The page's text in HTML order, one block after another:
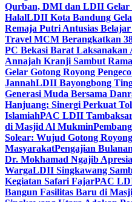
Qurban, DMI dan LDII Gelar
HalalLDII Kota Bandung
Remaja Putri Antusias
Travel MCM Berangkatkan
PC Bekasi Barat Laksanakan
Annajah Kranji Sambut
Gelar Gotong Royong
JannahLDII Bayongbong
Generasi Muda Bersama
Hanjuang: Sinergi Perkuat
IslamiahPAC LDII
di Masjid Al Mukmin
Solear: Wujud Gotong
MasyarakatPengajian
Dr. Mokhamad Ngajib
WargaLDII Singkawang
Kegiatan Safari FajarPAC
Bangun Fasilitas Baru di